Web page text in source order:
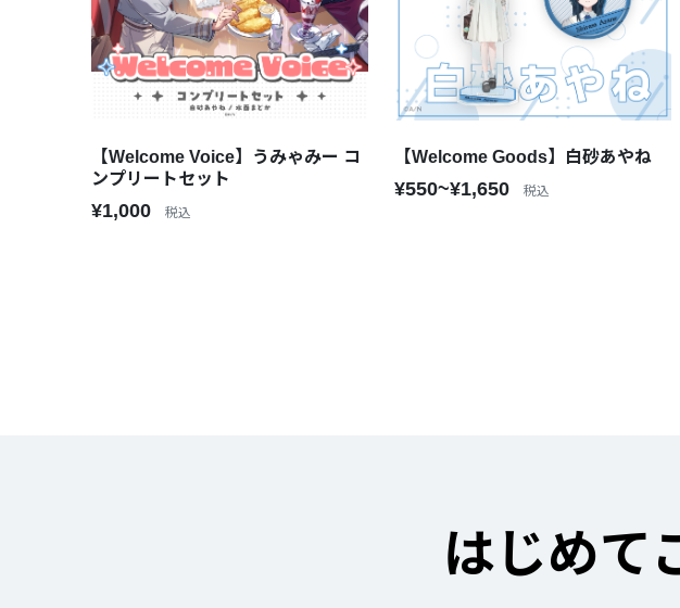
【Welcome Voice】うみゃみー コ
ンプリートセット
¥1,000 税込
【Welcome Goods】白砂あやね
¥550~¥1,650 税込
はじめて